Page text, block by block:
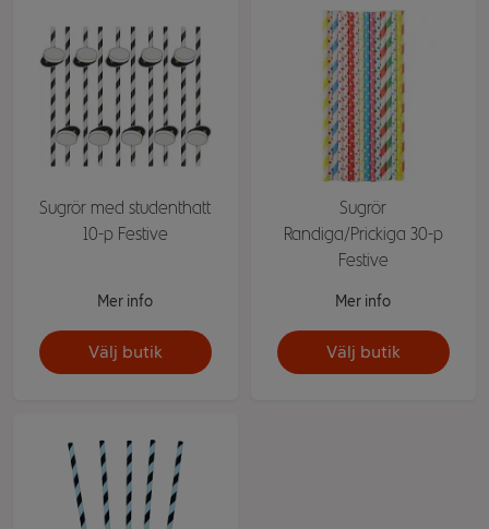
Sugrör med studenthatt
10-p Festive
Mer info
Välj butik
Sugrör
Randiga/Prickiga 30-p
Festive
Mer info
Välj butik